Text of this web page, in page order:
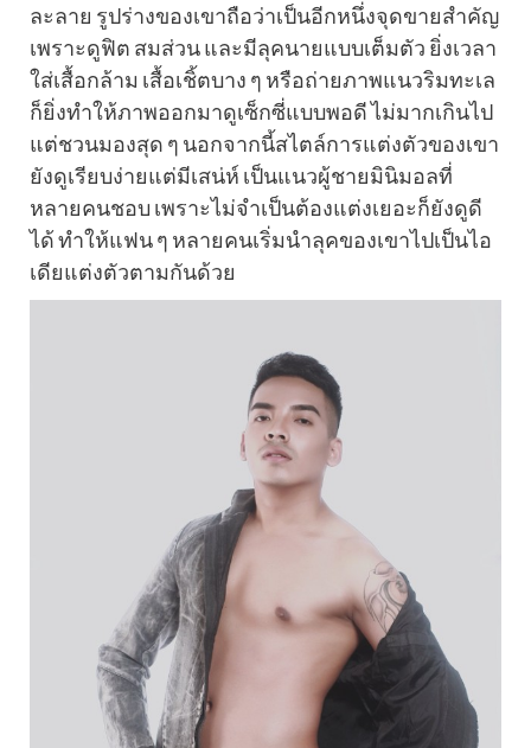
ละลาย รูปร่างของเขาถือว่าเป็นอีกหนึ่งจุดขายสำคัญ
เพราะดูฟิต สมส่วน และมีลุคนายแบบเต็มตัว ยิ่งเวลา
ใส่เสื้อกล้าม เสื้อเชิ้ตบาง ๆ หรือถ่ายภาพแนวริมทะเล
ก็ยิ่งทำให้ภาพออกมาดูเซ็กซี่แบบพอดี ไม่มากเกินไป
แต่ชวนมองสุด ๆ นอกจากนี้สไตล์การแต่งตัวของเขา
ยังดูเรียบง่ายแต่มีเสน่ห์ เป็นแนวผู้ชายมินิมอลที่
หลายคนชอบ เพราะไม่จำเป็นต้องแต่งเยอะก็ยังดูดี
ได้ ทำให้แฟน ๆ หลายคนเริ่มนำลุคของเขาไปเป็นไอ
เดียแต่งตัวตามกันด้วย